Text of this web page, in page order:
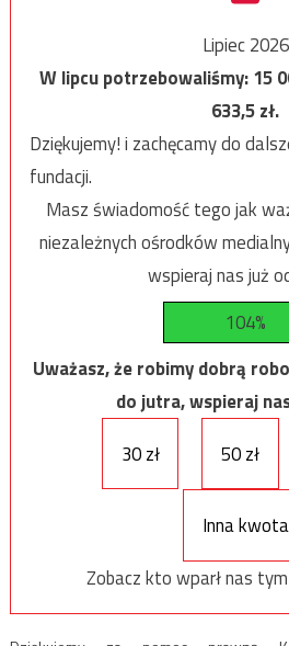
Lipiec 2026
W lipcu potrzebowaliśmy:15
633,5zł.
Dziękujemy! i zachęcamy do
fundacji.
Masz świadomość tego jak
niezależnych ośrodków
wspieraj nas już
104%
Uważasz, że robimy dobrą
do jutra, wspieraj
30 zł
50 zł
Inna kwota
Zobacz kto wparł nas